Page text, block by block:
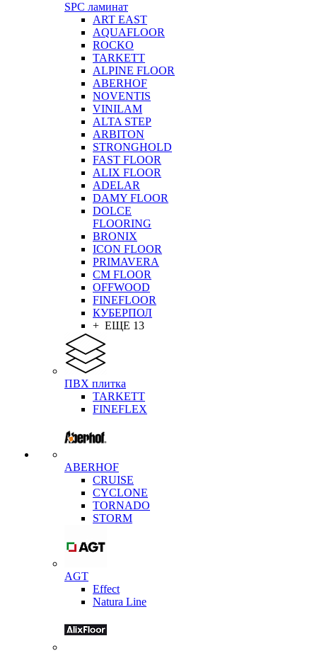
SPC ламинат
ART EAST
AQUAFLOOR
ROCKO
TARKETT
ALPINE FLOOR
ABERHOF
NOVENTIS
VINILAM
ALTA STEP
ARBITON
STRONGHOLD
FAST FLOOR
ALIX FLOOR
ADELAR
DAMY FLOOR
DOLCE
FLOORING
BRONIX
ICON FLOOR
PRIMAVERA
CM FLOOR
OFFWOOD
FINEFLOOR
КУБЕРПОЛ
+ ЕЩЕ 13
ПВХ плитка
TARKETT
FINEFLEX
ABERHOF
CRUISE
CYCLONE
TORNADO
STORM
AGT
Effect
Natura Line